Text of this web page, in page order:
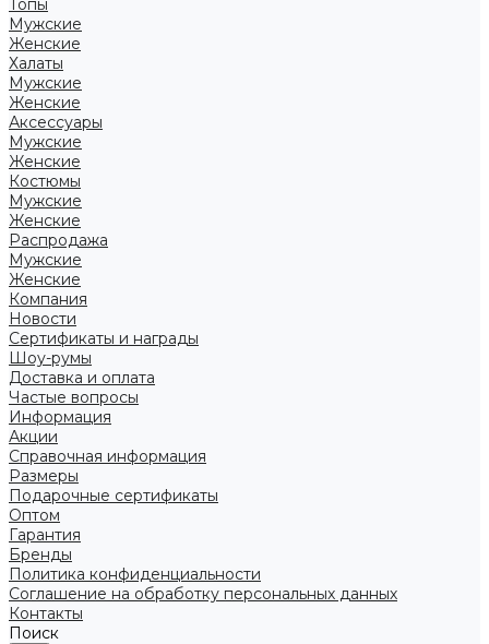
Топы
Мужские
Женские
Халаты
Мужские
Женские
Аксессуары
Мужские
Женские
Костюмы
Мужские
Женские
Распродажа
Мужские
Женские
Компания
Новости
Сертификаты и награды
Шоу-румы
Доставка и оплата
Частые вопросы
Информация
Акции
Справочная информация
Размеры
Подарочные сертификаты
Оптом
Гарантия
Бренды
Политика конфиденциальности
Соглашение на обработку персональных данных
Контакты
Поиск